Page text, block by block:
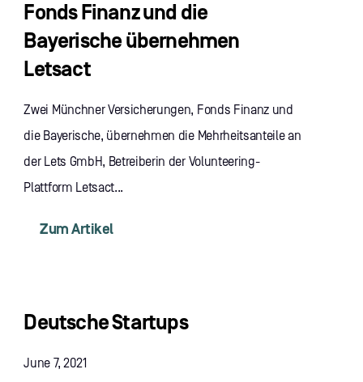
Fonds Finanz und die
Bayerische übernehmen
Letsact
Zwei Münchner Versicherungen, Fonds Finanz und
die Bayerische, übernehmen die Mehrheitsanteile an
der Lets GmbH, Betreiberin der Volunteering-
Plattform Letsact...
Zum Artikel
Deutsche Startups
June 7, 2021